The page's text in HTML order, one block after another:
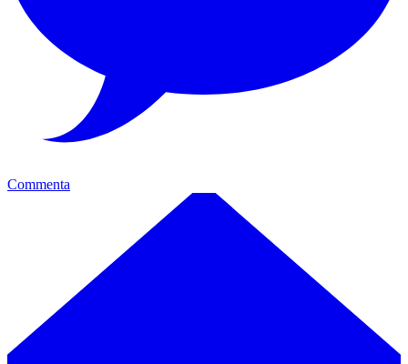
Commenta